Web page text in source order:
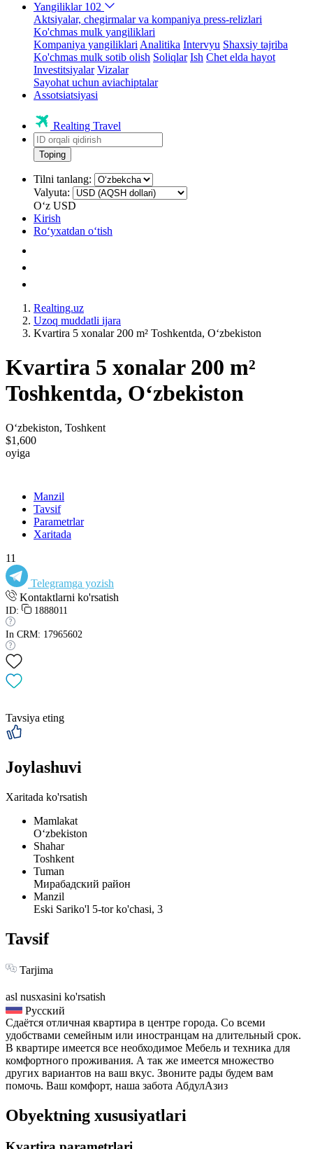
Yangiliklar 102
Aktsiyalar, chegirmalar va kompaniya press-relizlari
Ko'chmas mulk yangiliklari
Kompaniya yangiliklari Analitika Intervyu Shaxsiy tajriba
Ko'chmas mulk sotib olish Soliqlar Ish Chet elda hayot
Investitsiyalar Vizalar
Sayohat uchun aviachiptalar
Assotsiatsiyasi
Realting Travel
Toping
Tilni tanlang:
Valyuta:
Oʻz USD
Kirish
Roʻyxatdan oʻtish
Realting.uz
Uzoq muddatli ijara
Kvartira 5 xonalar 200 m² Toshkentda, Oʻzbekiston
Kvartira 5 xonalar 200 m²
Toshkentda, Oʻzbekiston
Oʻzbekiston, Toshkent
$1,600
oyiga
Manzil
Tavsif
Parametrlar
Xaritada
11
Telegramga yozish
Kontaktlarni ko'rsatish
ID: 1888011
In CRM: 17965602
Tavsiya eting
Joylashuvi
Xaritada ko'rsatish
Mamlakat
Oʻzbekiston
Shahar
Toshkent
Tuman
Мирабадский район
Manzil
Eski Sariko'l 5-tor ko'chasi, 3
Tavsif
Tarjima
asl nusxasini ko'rsatish
Русский
Сдаётся отличная квартира в центре города. Со всеми
удобствами семейным или иностранцам на длительный срок.
В квартире имеется все необходимое Мебель и техника для
комфортного проживания. А так же имеется множество
других вариантов на ваш вкус. Звоните рады будем вам
помочь. Ваш комфорт, наша забота АбдулАзиз
Obyektning xususiyatlari